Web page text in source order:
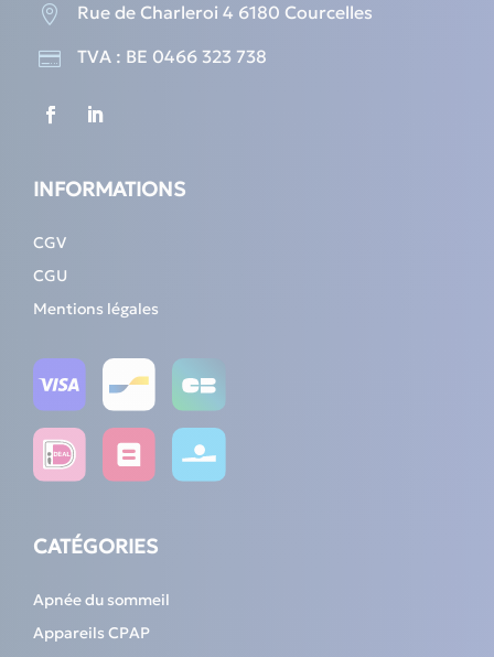
 Rue de Charleroi 4 6180 Courcelles
 TVA : BE 0466 323 738
INFORMATIONS
CGV
CGU
Mentions légales
CATÉGORIES
Apnée du sommeil
Appareils CPAP